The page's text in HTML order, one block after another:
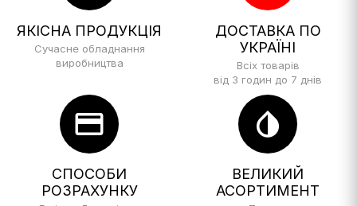
ЯКІСНА ПРОДУКЦІЯ
Сучасне обладнання
виробництва
ДОСТАВКА ПО
УКРАЇНІ
Всіх товарів
від 3 годин до 7 днів
credit_card
СПОСОБИ
РОЗРАХУНКУ
invert_colors
ВЕЛИКИЙ
АСОРТИМЕНТ